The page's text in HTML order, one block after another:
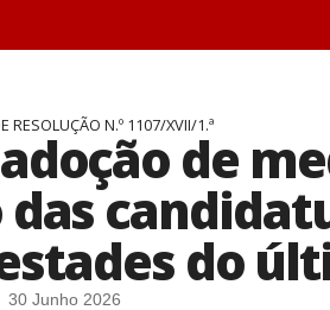
RESOLUÇÃO N.º 1107/XVII/1.ª
de
do
30 Junho 2026